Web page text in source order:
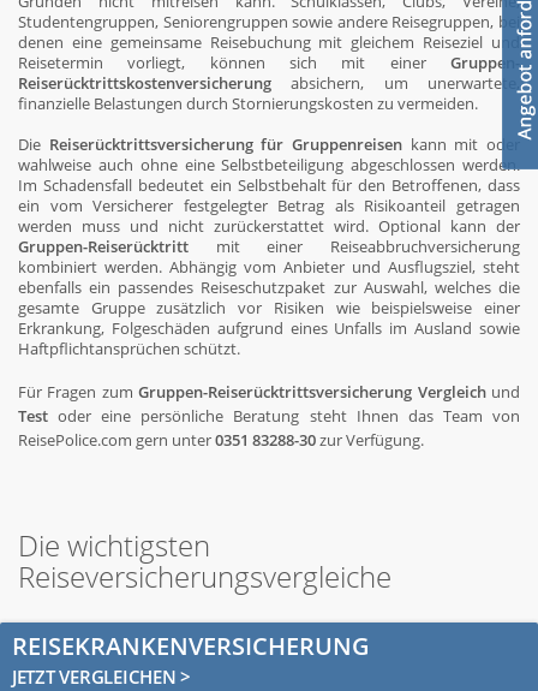
Studentengruppen, Seniorengruppen sowie andere Reisegruppen, bei
denen eine gemeinsame Reisebuchung mit gleichem Reiseziel und
Reisetermin vorliegt, können sich mit einer Gruppen-
Reiserücktrittskostenversicherung absichern, um unerwartete,
finanzielle Belastungen durch Stornierungskosten zu vermeiden.
Die Reiserücktrittsversicherung für Gruppenreisen kann mit oder
wahlweise auch ohne eine Selbstbeteiligung abgeschlossen werden.
Im Schadensfall bedeutet ein Selbstbehalt für den Betroffenen, dass
ein vom Versicherer festgelegter Betrag als Risikoanteil getragen
werden muss und nicht zurückerstattet wird. Optional kann der
Gruppen-Reiserücktritt mit einer Reiseabbruchversicherung
kombiniert werden. Abhängig vom Anbieter und Ausflugsziel, steht
ebenfalls ein passendes Reiseschutzpaket zur Auswahl, welches die
gesamte Gruppe zusätzlich vor Risiken wie beispielsweise einer
Erkrankung, Folgeschäden aufgrund eines Unfalls im Ausland sowie
Haftpflichtansprüchen schützt.
Für Fragen zumGruppen-Reiserücktrittsversicherung Vergleichund
Test oder eine persönliche Beratung steht Ihnen das Team von
ReisePolice.com gern unter0351 83288-30zur Verfügung.
Die wichtigsten
Reiseversicherungsvergleiche
REISEKRANKENVERSICHERUNG
JETZT VERGLEICHEN >